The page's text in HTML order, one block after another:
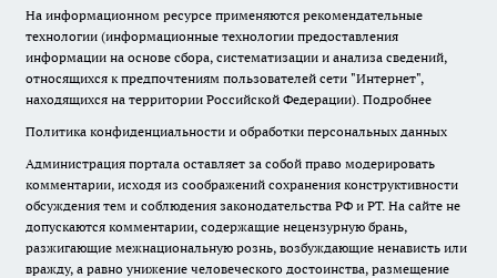
На информационном ресурсе применяются рекомендательные
технологии (информационные технологии предоставления
информации на основе сбора, систематизации и анализа сведений,
относящихся к предпочтениям пользователей сети "Интернет",
находящихся на территории Российской Федерации). Подробнее
Политика конфиденциальности и обработки персональных данных
Администрация портала оставляет за собой право модерировать
комментарии, исходя из соображений сохранения конструктивности
обсуждения тем и соблюдения законодательства РФ и РТ. На сайте не
допускаются комментарии, содержащие нецензурную брань,
разжигающие межнациональную рознь, возбуждающие ненависть или
вражду, а равно унижение человеческого достоинства, размещение